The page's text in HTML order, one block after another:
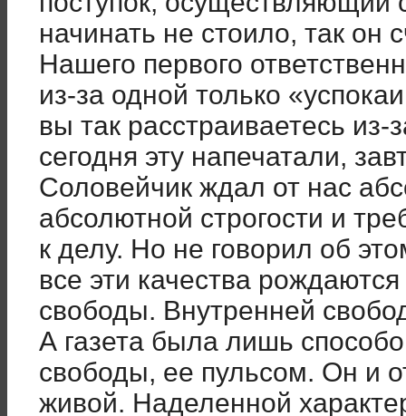
начинать не стоило, так он
Нашего первого
из-за одной только
вы так расстраиваетесь из-
сегодня эту напечатали,
Соловейчик ждал от нас
абсолютной строгости и
к делу. Но не говорил об
все эти качества
свободы. Внутренней
А газета была лишь
свободы, ее пульсом. Он и
живой. Наделенной